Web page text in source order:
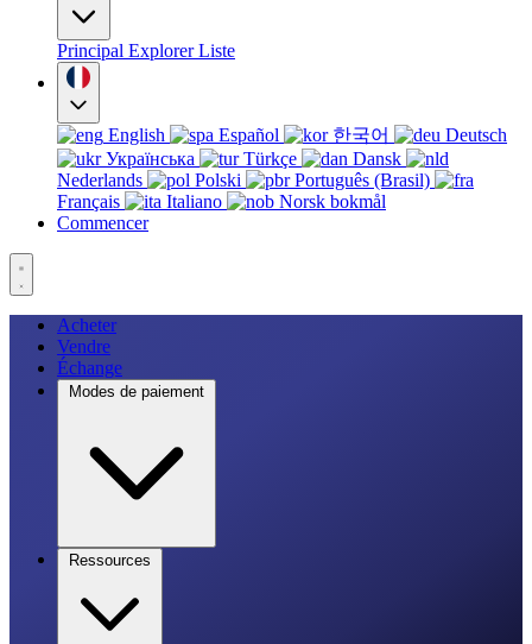
Principal ExplorerListe
English Español 한국어
Deutsch
Українська
Türkçe
Dansk
Nederlands
Polski
Português (Brasil)
Français
Italiano
Norsk bokmål
Commencer
Acheter
Vendre
Échange
Modes de paiement
Ressources